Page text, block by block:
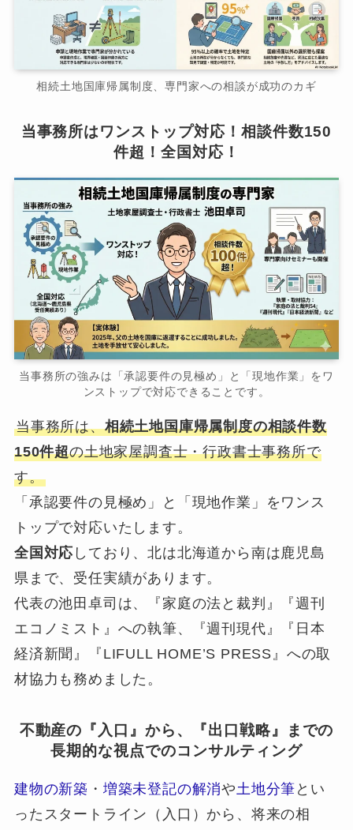
相続土地国庫帰属制度、専門家への相談が成功のカギ
当事務所はワンストップ対応！相談件数150
件超！全国対応！
当事務所の強みは「承認要件の見極め」と「現地作業」をワ
ンストップで対応できることです。
当事務所は、相続土地国庫帰属制度の相談件数
150件超の土地家屋調査士・行政書士事務所で
す。
「承認要件の見極め」と「現地作業」をワンス
トップで対応いたします。
全国対応 しており、北は北海道から南は鹿児島
県まで、受任実績があります。
代表の池田卓司は、『家庭の法と裁判』『週刊
エコノミスト』への執筆、『週刊現代』『日本
経済新聞』『LIFULL HOME’S PRESS』への取
材協力も務めました。
不動産の『入口』から、『出口戦略』までの
長期的な視点でのコンサルティング
建物の新築 ・ 増築未登記の解消や 土地分筆 とい
ったスタートライン（入口）から、将来の相